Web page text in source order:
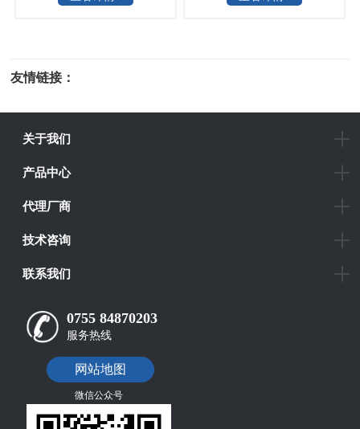
器20GHz
友情链接：
关于我们
产品中心
代理厂商
技术咨询
联系我们
0755 84870203
服务热线
网站地图
微信公众号